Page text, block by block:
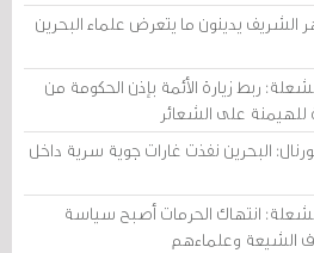
الشريف يدينون ما يتعرض علماء البحرين
ربط زيارة الأئمة بإذن الحكومة من
على الشعائر
البحرين نفذت غارات جوية سرية داخل
انتهاك الحرمات أصبح سياسة
الشيعة وعلماءهم